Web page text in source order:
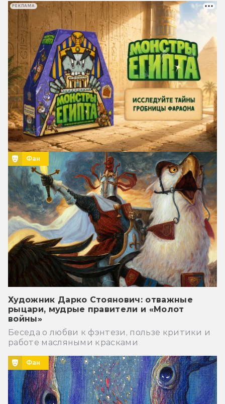
Фан
Художник Дарко Стоянович: отважные
рыцари, мудрые правители и «Молот
войны»
Беседа о любви к фэнтези, пользе критики и
работе масляными красками
Фан
РЕКЛАМА